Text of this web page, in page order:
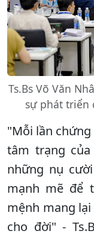
Ts.Bs Võ Văn
sự phát triển
"Mỗi lần
tâm trạng
những nụ
mạnh mẽ để
mệnh mang
cho đời" -